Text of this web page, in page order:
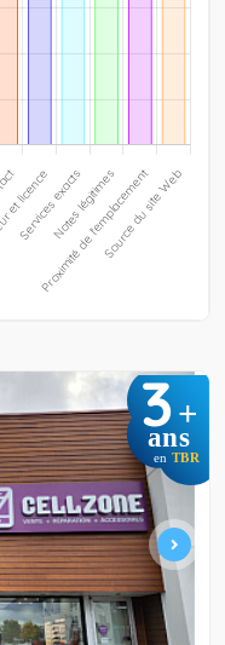
3+
ans
en TBR